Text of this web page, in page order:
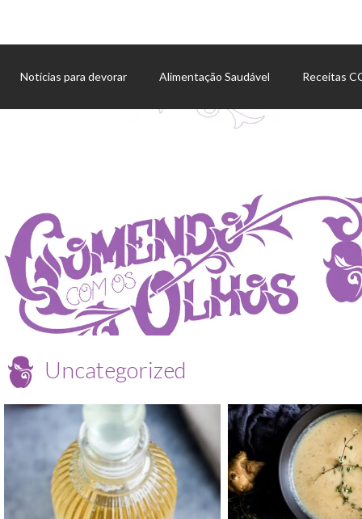
Notícias para devorar Alimentação Saudável Receitas
Uncategorized